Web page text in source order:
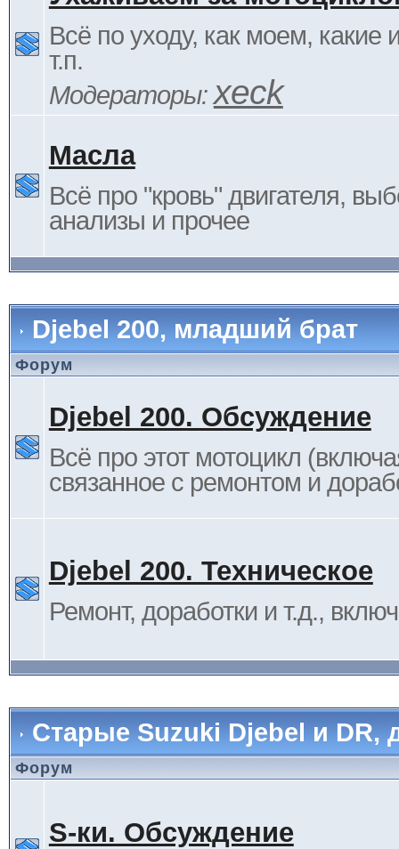
Всё по уходу, как моем, какие
т.п.
Модераторы:xeck
Масла
Всё про "кровь" двигателя,
анализы и прочее
Djebel 200, младший брат
Форум
Djebel 200. Обсуждение
Всё про этот мотоцикл
связанное с ремонтом и
Djebel 200. Техническое
Ремонт, доработки и т.д.,
Старые Suzuki Djebel и DR,
Форум
S-ки. Обсуждение